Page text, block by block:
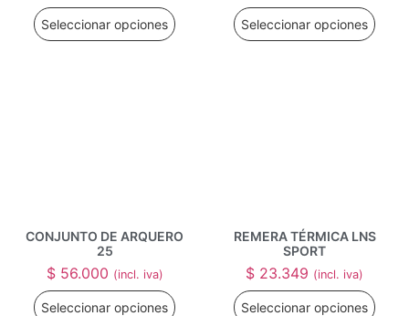
Seleccionar opciones Seleccionar opciones
CONJUNTO DE ARQUERO
25
$56.000 (incl. iva)
Seleccionar opciones
REMERA TÉRMICA LNS
SPORT
$ 23.349 (incl. iva)
Seleccionar opciones